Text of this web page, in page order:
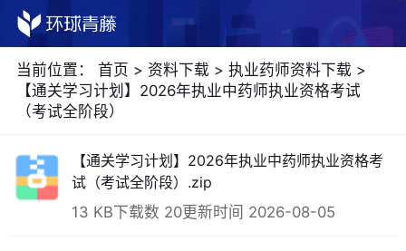
当前位置： 首页 > 资料下载 > 执业药师资料下载 >
【通关学习计划】2026年执业中药师执业资格考试
（考试全阶段）
【通关学习计划】2026年执业中药师执业资格考
试（考试全阶段）.zip
13 KB下载数 20更新时间 2026-08-05